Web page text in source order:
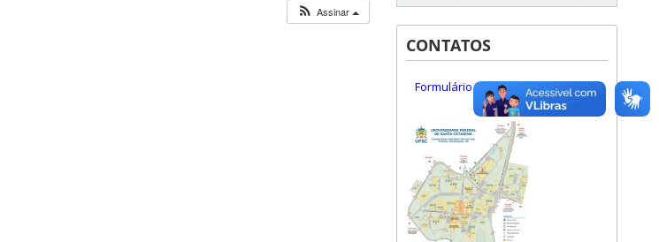
Assinar
CONTATOS
Formulário de Contato